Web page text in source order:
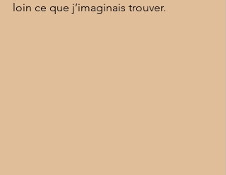
loin ce que j’imaginais trouver.